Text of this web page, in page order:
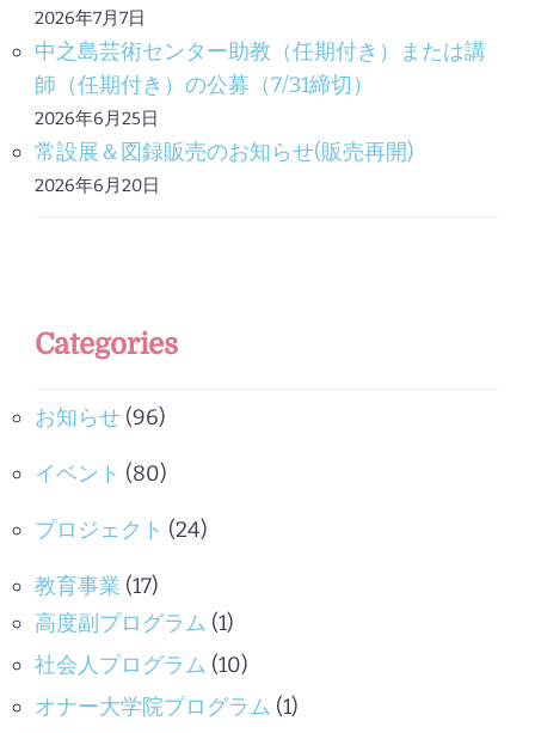
2026年7月7日
中之島芸術センター助教（任期付き）または講
師（任期付き）の公募（7/31締切）
2026年6月25日
常設展＆図録販売のお知らせ(販売再開)
2026年6月20日
Categories
お知らせ (96)
イベント (80)
プロジェクト (24)
教育事業 (17)
高度副プログラム (1)
社会人プログラム (10)
オナー大学院プログラム (1)